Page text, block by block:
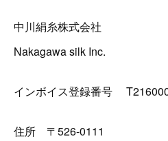
中川絹糸株式会社
Nakagawa silk Inc.
インボイス登録番号
住所 〒526-0111